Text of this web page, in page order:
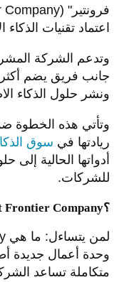
اعتماد تقنيات
ونشر حلول الذكاء
وتأتي هذه الخطوة
ريادتها في سوق
أدواتها الحالية
للشركات.
ما هي Microsoft Frontier Company؟
وحدة أعمال جديدة
متكاملة تساعد